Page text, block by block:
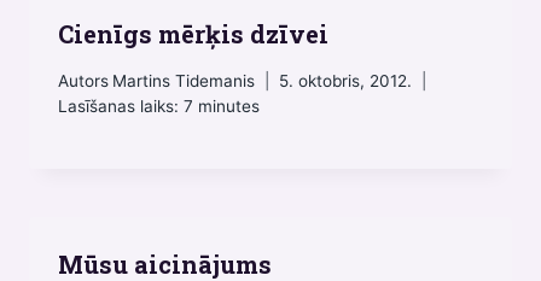
Cienīgs mērķis dzīvei
Autors Martins Tidemanis
5. oktobris, 2012.
Lasīšanas laiks: 7 minutes
Mūsu aicinājums